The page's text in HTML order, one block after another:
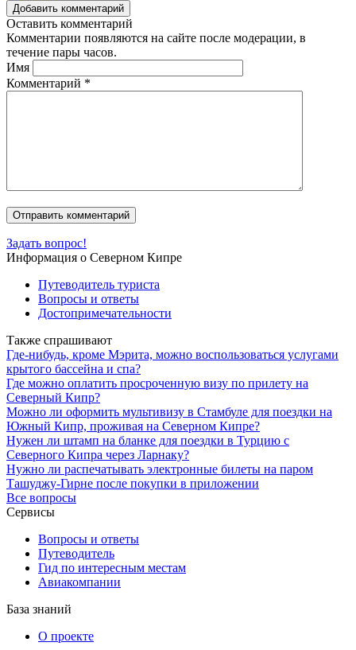
Добавить комментарий
Оставить комментарий
Комментарии появляются на сайте после модерации, в
течение пары часов.
Имя
Комментарий *
Задать вопрос!
Информация о Северном Кипре
Путеводитель туриста
Вопросы и ответы
Достопримечательности
Также спрашивают
Где-нибудь, кроме Мэрита, можно воспользоваться услугами
крытого бассейна и спа?
Где можно оплатить просроченную визу по прилету на
Северный Кипр?
Можно ли оформить мультивизу в Стамбуле для поездки на
Южный Кипр, проживая на Северном Кипре?
Нужен ли штамп на бланке для поездки в Турцию с
Северного Кипра через Ларнаку?
Нужно ли распечатывать электронные билеты на паром
Ташуджу-Гирне после покупки в приложении
Все вопросы
Сервисы
Вопросы и ответы
Путеводитель
Гид по интересным местам
Авиакомпании
База знаний
О проекте